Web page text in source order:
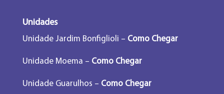
Unidades
Unidade Jardim Bonfiglioli – Como Chegar
Unidade Moema – Como Chegar
Unidade Guarulhos – Como Chegar